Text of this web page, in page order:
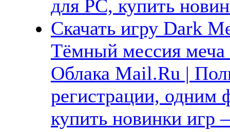
для PC, купить
Скачать игру Dark
Тёмный мессия
Облака Mail.Ru |
регистрации, одним
купить новинки